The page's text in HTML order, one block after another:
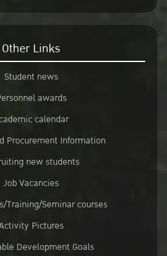
Other Links
Student news
awards
calendar
Procurement Information
new students
Job Vacancies
Training/Seminar courses
Pictures
Development Goals